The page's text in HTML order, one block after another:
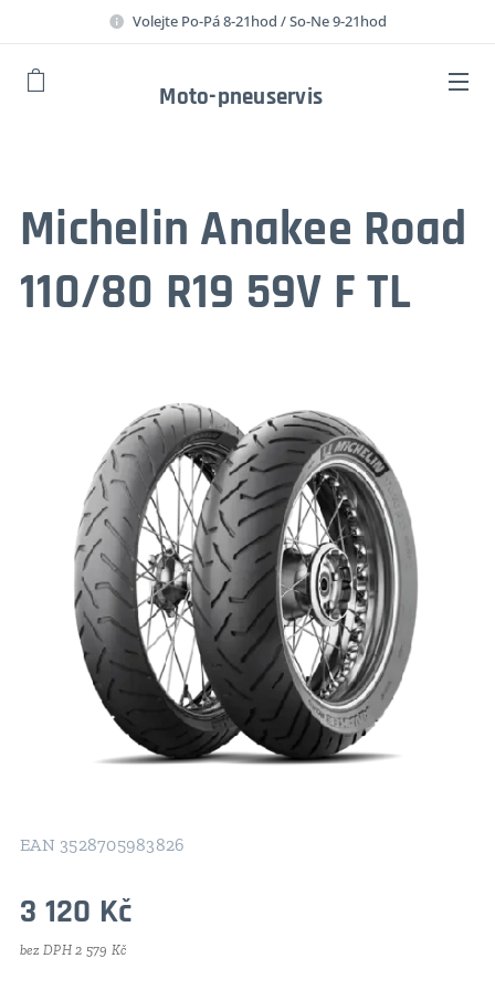
Volejte Po-Pá 8-21hod / So-Ne 9-21hod
Moto-pneuservis
Michelin Anakee Road
110/80 R19 59V F TL
EAN 3528705983826
3 120 Kč
bez DPH 2 579 Kč